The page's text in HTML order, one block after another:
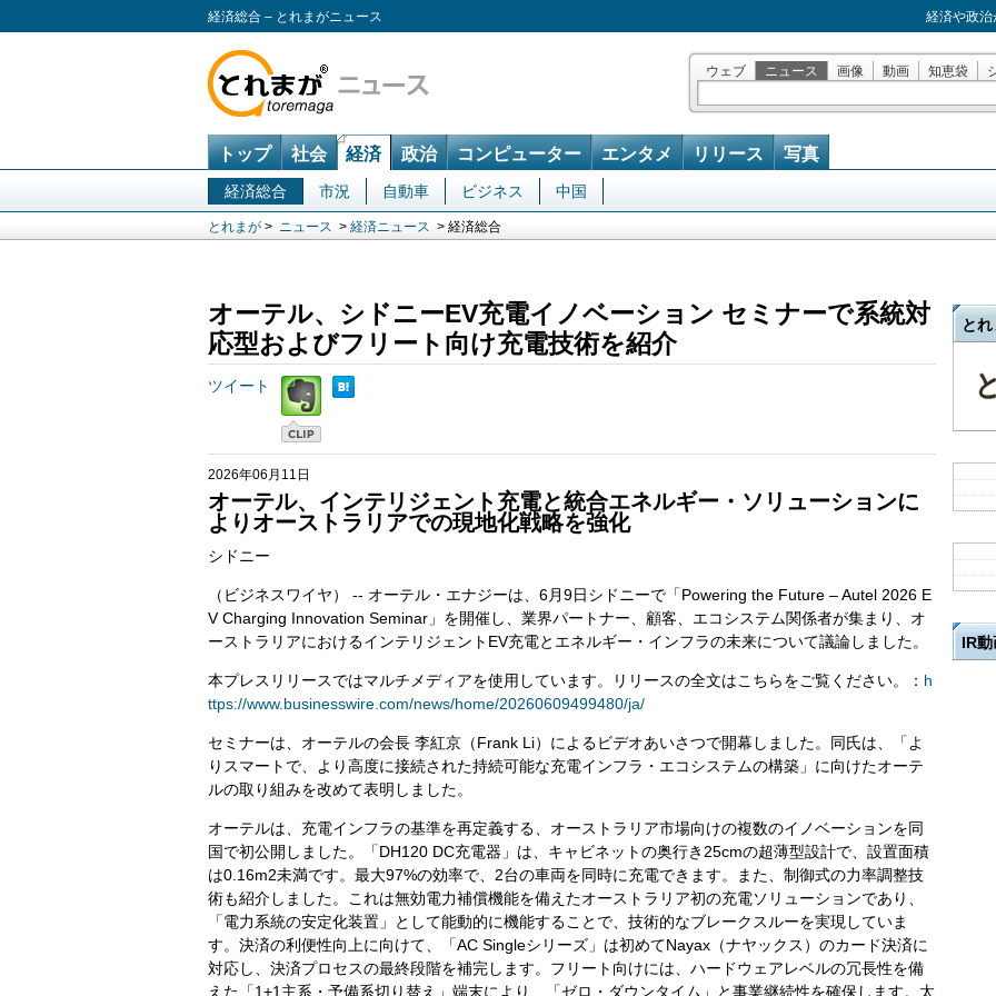
経済総合 – とれまがニュース 経済や政
ウェブ ニュース 画像 動画 知恵袋
トップ 社会 経済 政治 コンピューター エンタメ リリース 写真
経済総合 市況 自動車 ビジネス 中国
とれまが > ニュース > 経済ニュース > 経済総合
オーテル、シドニーEV充電イノベーション セミナーで系統対
応型およびフリート向け充電技術を紹介
ツイート
2026年06月11日
オーテル、インテリジェント充電と統合エネルギー・ソリューションに
よりオーストラリアでの現地化戦略を強化
シドニー
（ビジネスワイヤ） -- オーテル・エナジーは、6月9日シドニーで「Powering the Future – Autel 2026 E
V Charging Innovation Seminar」を開催し、業界パートナー、顧客、エコシステム関係者が集まり、オ
ーストラリアにおけるインテリジェントEV充電とエネルギー・インフラの未来について議論しました。
本プレスリリースではマルチメディアを使用しています。リリースの全文はこちらをご覧ください。： h
ttps://www.businesswire.com/news/home/20260609499480/ja/
セミナーは、オーテルの会長 李紅京（Frank Li）によるビデオあいさつで開幕しました。同氏は、「よ
りスマートで、より高度に接続された持続可能な充電インフラ・エコシステムの構築」に向けたオーテ
ルの取り組みを改めて表明しました。
オーテルは、充電インフラの基準を再定義する、オーストラリア市場向けの複数のイノベーションを同
国で初公開しました。「DH120 DC充電器」は、キャビネットの奥行き25cmの超薄型設計で、設置面積
は0.16m2未満です。最大97%の効率で、2台の車両を同時に充電できます。また、制御式の力率調整技
術も紹介しました。これは無効電力補償機能を備えたオーストラリア初の充電ソリューションであり、
「電力系統の安定化装置」として能動的に機能することで、技術的なブレークスルーを実現していま
す。決済の利便性向上に向けて、「AC Singleシリーズ」は初めてNayax（ナヤックス）のカード決済に
対応し、決済プロセスの最終段階を補完します。フリート向けには、ハードウェアレベルの冗長性を備
えた「1+1主系・予備系切り替え」端末により、「ゼロ・ダウンタイム」と事業継続性を確保します。太
とれ
IR動